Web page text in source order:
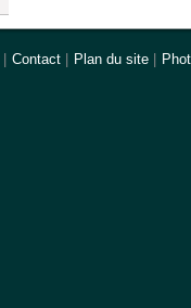
Contact Plan du site